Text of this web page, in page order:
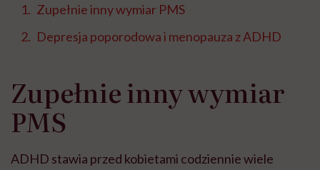
Zupełnie inny wymiar PMS
Depresja poporodowa i menopauza z ADHD
Zupełnie inny wymiar
PMS
ADHD stawia przed kobietami codziennie wiele